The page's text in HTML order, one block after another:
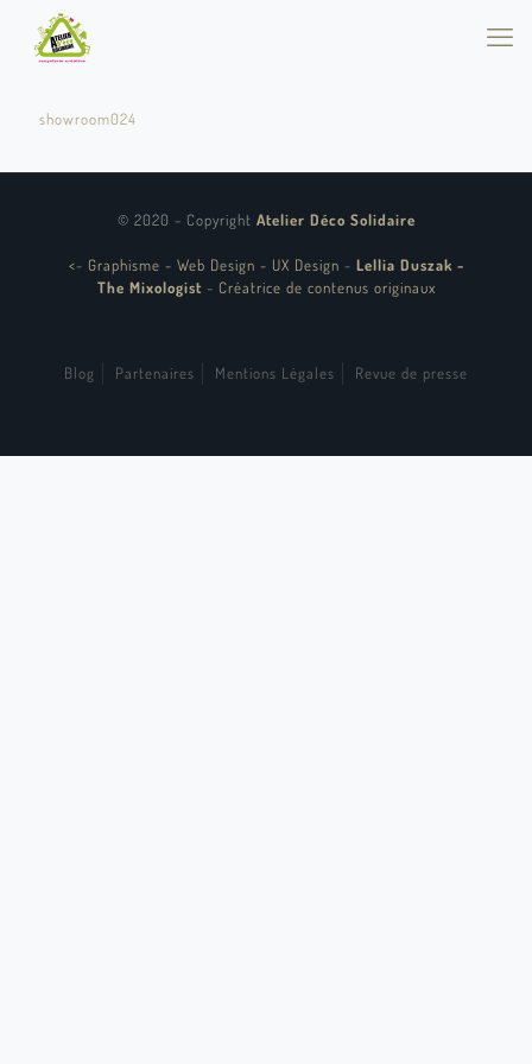
showroom024
© 2020 - Copyright Atelier Déco Solidaire
<- Graphisme - Web Design - UX Design - Lellia Duszak -
The Mixologist - Créatrice de contenus originaux
Blog Partenaires Mentions Légales Revue de presse